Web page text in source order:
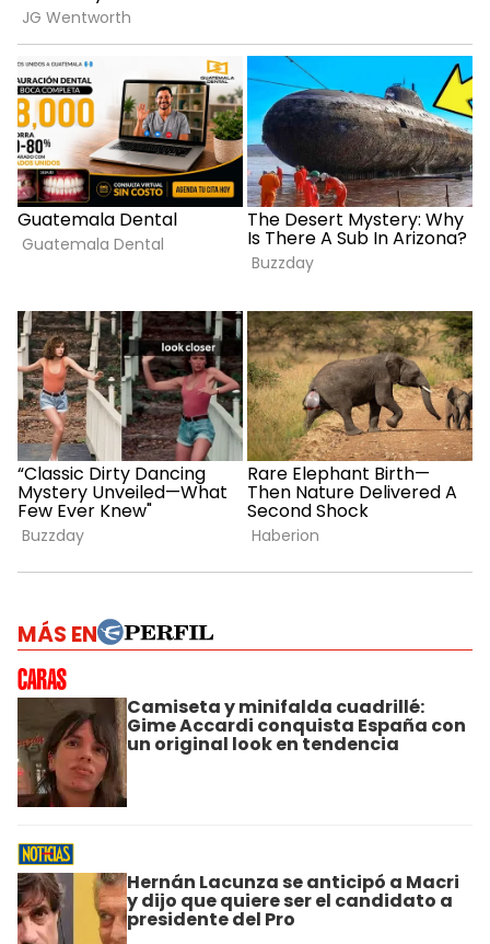
MÁS EN
Camiseta y minifalda cuadrillé:
Gime Accardi conquista España con
un original look en tendencia
Hernán Lacunza se anticipó a Macri
y dijo que quiere ser el candidato a
presidente del Pro